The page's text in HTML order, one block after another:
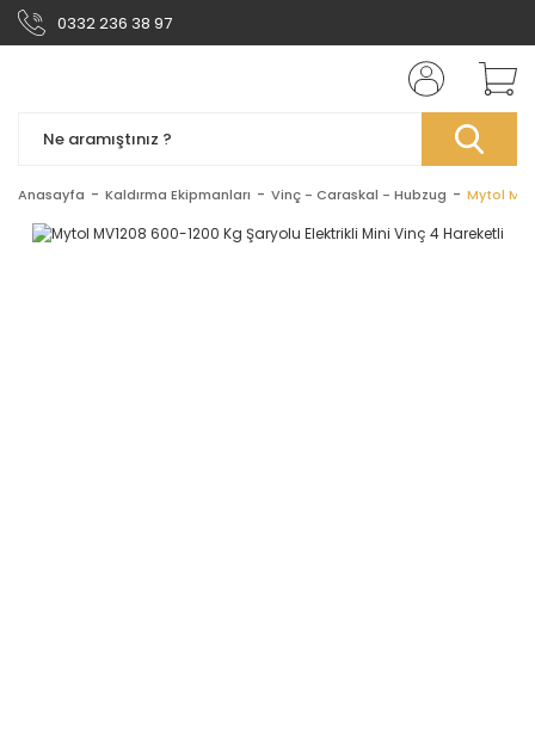
0332 236 38 97
Anasayfa Kaldırma Ekipmanları Vinç - Caraskal - Hubzug Mytol